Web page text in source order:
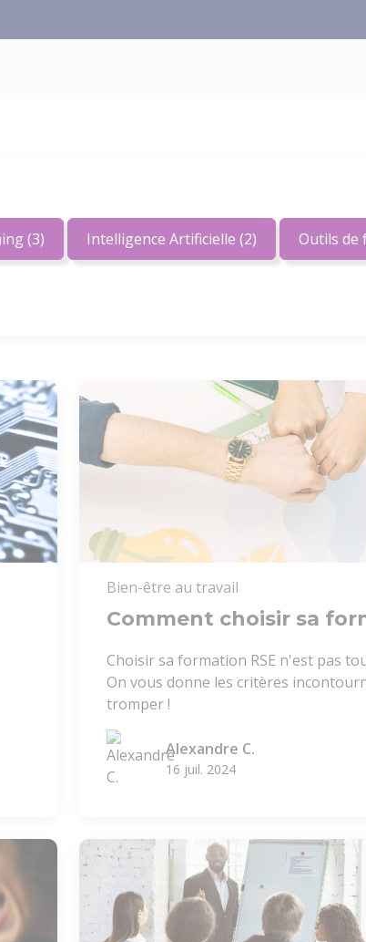
(3) Intelligence Artificielle (2) Outils de
Bien-être au travail
Comment choisir sa
Choisir sa formation RSE n'est pas
On vous donne les critères
tromper !
Alexandre C.
16 juil. 2024